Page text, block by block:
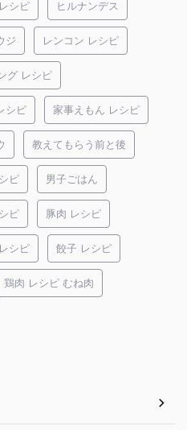
シピ ヒルナンデス
ジ レンコン レシピ
グ レシピ
シピ 家事えもん レシピ
教えてもらう前と後
ピ 男子ごはん
ピ 豚肉 レシピ
シピ 餃子 レシピ
鶏肉 レシピ むね肉